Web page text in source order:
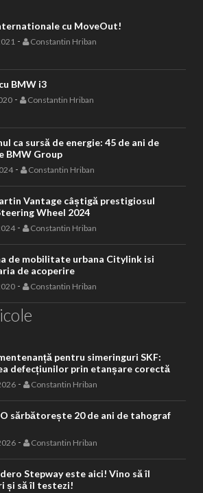
cu MoveOut!
- Constantin Hriban
BMW i3
- Constantin Hriban
ca sursă de energie: 45 de ani de
BMW Group
- Constantin Hriban
Vantage câștigă prestigiosul
Wheel 2024
- Constantin Hriban
de mobilitate urbana Citylink isi
de acoperire
- Constantin Hriban
pentru simeringuri SKF:
defecțiunilor prin etanșare corectă
- Constantin Hriban
sărbătorește 20 de ani de tahograf
- Constantin Hriban
Stepway este aici! Vino să îl
și să îl testezi!